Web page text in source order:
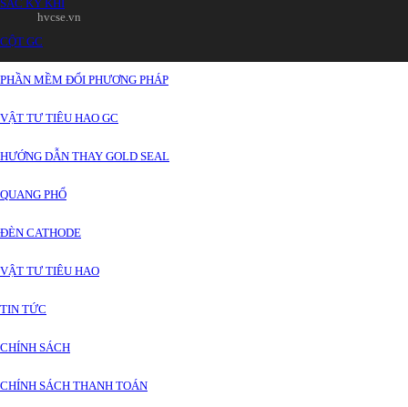
SẮC KÝ KHÍ
CỘT GC
PHẦN MỀM ĐỔI PHƯƠNG PHÁP
VẬT TƯ TIÊU HAO GC
HƯỚNG DẪN THAY GOLD SEAL
QUANG PHỔ
ĐÈN CATHODE
VẬT TƯ TIÊU HAO
TIN TỨC
CHÍNH SÁCH
CHÍNH SÁCH THANH TOÁN
hvcse.vn